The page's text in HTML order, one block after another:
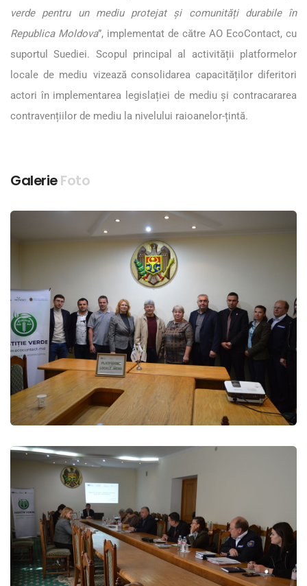
verde pentru un mediu protejat și comunități durabile în
Republica Moldova”, implementat de către AO EcoContact, cu
suportul Suediei. Scopul principal al activității platformelor
locale de mediu vizează consolidarea capacităților diferitori
actori în implementarea legislației de mediu și contracararea
contravențiilor de mediu la nivelului raioanelor-țintă.
GalerieFoto